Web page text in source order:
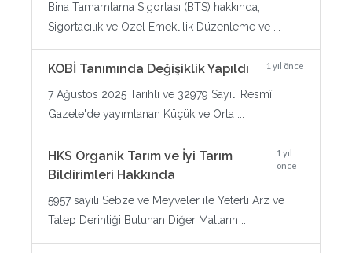
Bina Tamamlama Sigortası (BTS) hakkında,
Sigortacılık ve Özel Emeklilik Düzenleme ve ...
KOBİ Tanımında Değişiklik Yapıldı 1 yıl önce
7 Ağustos 2025 Tarihli ve 32979 Sayılı Resmî
Gazete'de yayımlanan Küçük ve Orta ...
HKS Organik Tarım ve İyi Tarım
Bildirimleri Hakkında
1 yıl
önce
5957 sayılı Sebze ve Meyveler ile Yeterli Arz ve
Talep Derinliği Bulunan Diğer Malların ...